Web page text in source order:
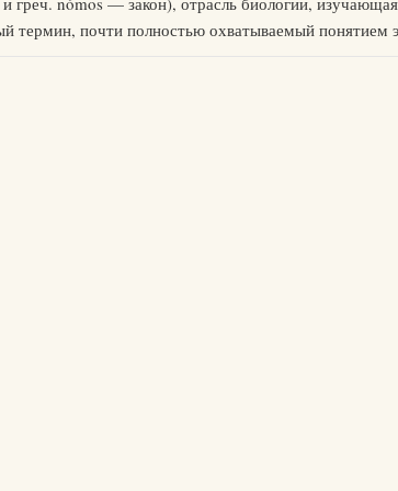
термин, почти полностью охватываемый понятием